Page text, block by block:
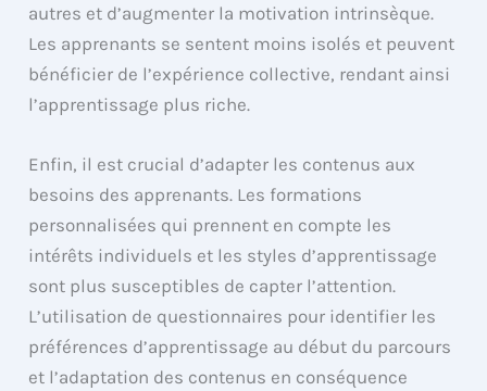
autres et d’augmenter la motivation intrinsèque.
Les apprenants se sentent moins isolés et peuvent
bénéficier de l’expérience collective, rendant ainsi
l’apprentissage plus riche.
Enfin, il est crucial d’adapter les contenus aux
besoins des apprenants. Les formations
personnalisées qui prennent en compte les
intérêts individuels et les styles d’apprentissage
sont plus susceptibles de capter l’attention.
L’utilisation de questionnaires pour identifier les
préférences d’apprentissage au début du parcours
et l’adaptation des contenus en conséquence